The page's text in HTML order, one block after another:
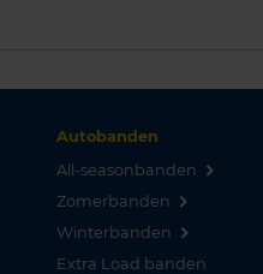
Autobanden
All-seasonbanden
Zomerbanden
Winterbanden
Extra Load banden